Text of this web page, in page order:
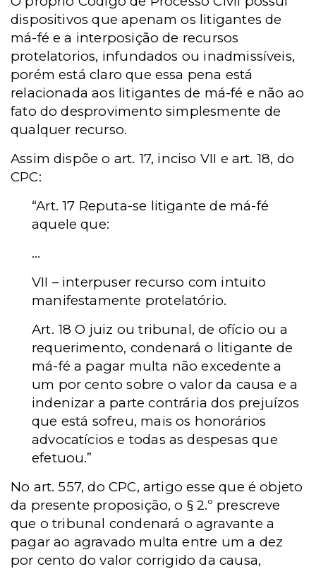
dispositivos que apenam os litigantes de
má-fé e a interposição de recursos
protelatorios, infundados ou inadmissíveis,
porém está claro que essa pena está
relacionada aos litigantes de má-fé e não ao
fato do desprovimento simplesmente de
qualquer recurso.
Assim dispõe o art. 17, inciso VII e art. 18, do
CPC:
“Art. 17 Reputa-se litigante de má-fé
aquele que:
...
VII – interpuser recurso com intuito
manifestamente protelatório.
Art. 18 O juiz ou tribunal, de ofício ou a
requerimento, condenará o litigante de
má-fé a pagar multa não excedente a
um por cento sobre o valor da causa e a
indenizar a parte contrária dos prejuízos
que está sofreu, mais os honorários
advocatícios e todas as despesas que
efetuou.”
No art. 557, do CPC, artigo esse que é objeto
da presente proposição, o § 2.º prescreve
que o tribunal condenará o agravante a
pagar ao agravado multa entre um a dez
por cento do valor corrigido da causa,